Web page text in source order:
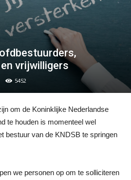
vrijwilligers
5452
om de Koninklijke Nederlandse
te houden is momenteel wel
bestuur van de KNDSB te springen
we personen op om te solliciteren